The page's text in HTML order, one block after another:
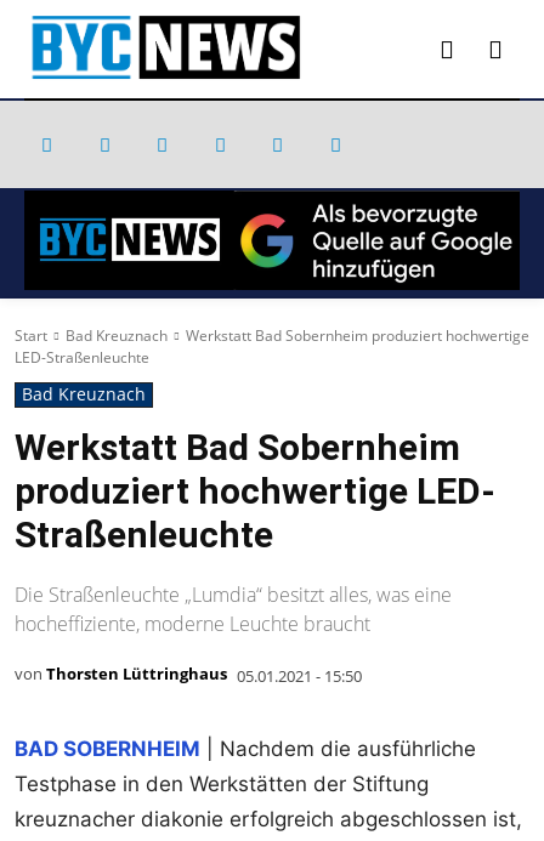
Start Bad Kreuznach
Werkstatt Bad Sobernheim produziert hochwertige
LED-Straßenleuchte
Bad Kreuznach
Werkstatt Bad Sobernheim
produziert hochwertige LED-
Straßenleuchte
Die Straßenleuchte „Lumdia“ besitzt alles, was eine
hocheffiziente, moderne Leuchte braucht
von Thorsten Lüttringhaus 05.01.2021 - 15:50
BAD SOBERNHEIM | Nachdem die ausführliche
Testphase in den Werkstätten der Stiftung
kreuznacher diakonie erfolgreich abgeschlossen ist,